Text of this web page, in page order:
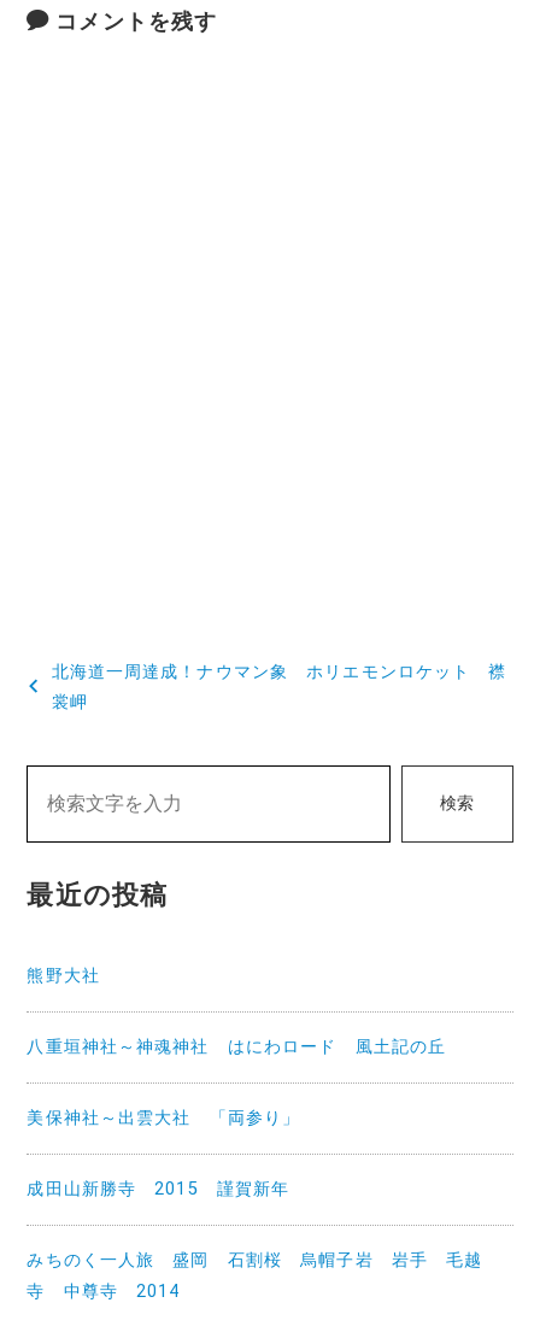
コメントを残す
稿
ビ
ゲ
ー
ョ
ン
北海道一周達成！ナウマン象 ホリエモンロケット 襟
裳岬
検索
最近の投稿
熊野大社
八重垣神社～神魂神社 はにわロード 風土記の丘
美保神社～出雲大社 「両参り」
成田山新勝寺 2015 謹賀新年
みちのく一人旅 盛岡 石割桜 烏帽子岩 岩手 毛越
寺 中尊寺 2014